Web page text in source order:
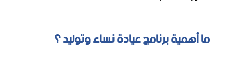
ما أهمية برنامج عيادة نساء وتوليد ؟